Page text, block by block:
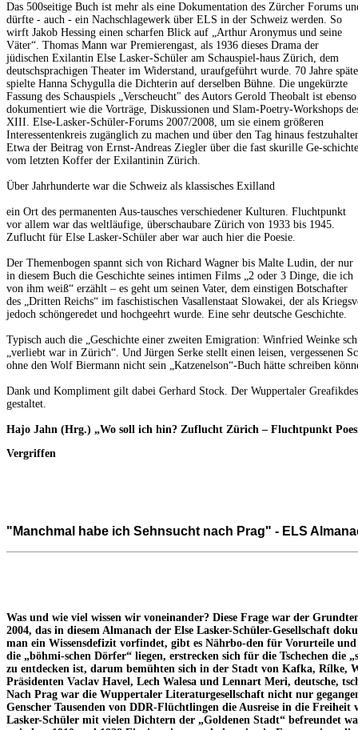
Das 500seitige Buch ist mehr als eine Dokumentation des Zürcher Forums
dürfte - auch - ein Nachschlagewerk über ELS in der Schweiz werden. So
wirft Jakob Hessing einen scharfen Blick auf „Arthur Aronymus und seine
Väter“. Thomas Mann war Premierengast, als 1936 dieses Drama der
jüdischen Exilantin Else Lasker-Schüler am Schauspiel-haus Zürich, dem
deutschsprachigen Theater im Widerstand, uraufgeführt wurde. 70 Jahre
spielte Hanna Schygulla die Dichterin auf derselben Bühne. Die ungekürzte
Fassung des Schauspiels „Verscheucht" des Autors Gerold Theobalt ist ebenso
dokumentiert wie die Vorträge, Diskussionen und Slam-Poetry-Workshops
XIII. Else-Lasker-Schüler-Forums 2007/2008, um sie einem größeren
Interessentenkreis zugänglich zu machen und über den Tag hinaus
Etwa der Beitrag von Ernst-Andreas Ziegler über die fast skurille Ge-schichte
vom letzten Koffer der Exilantinin Zürich.
Über Jahrhunderte war die Schweiz als klassisches Exilland
ein Ort des permanenten Aus-tausches verschiedener Kulturen. Fluchtpunkt
vor allem war das weltläufige, überschaubare Zürich von 1933 bis 1945.
Zuflucht für Else Lasker-Schüler aber war auch hier die Poesie.
Der Themenbogen spannt sich von Richard Wagner bis Malte Ludin, der nur
in diesem Buch die Geschichte seines intimen Films „2 oder 3 Dinge, die ich
von ihm weiß“ erzählt – es geht um seinen Vater, dem einstigen Botschafter
des „Dritten Reichs“ im faschistischen Vasallenstaat Slowakei, der als
jedoch schöngeredet und hochgeehrt wurde. Eine sehr deutsche Geschichte.
Typisch auch die „Geschichte einer zweiten Emigration: Winfried Weinke
„verliebt war in Zürich“. Und Jürgen Serke stellt einen leisen, vergessenen
ohne den Wolf Biermann nicht sein „Katzenelson“-Buch hätte schreiben
Dank und Kompliment gilt dabei Gerhard Stock. Der Wuppertaler
gestaltet.
Hajo Jahn (Hrg.) „Wo soll ich hin? Zuflucht Zürich – Fluchtpunkt
Vergriffen
"Manchmal habe ich Sehnsucht nach Prag" - ELS
Was und wie viel wissen wir voneinander? Diese Frage war der
2004, das in diesem Almanach der Else Lasker-Schüler-Gesellschaft
man ein Wissensdefizit vorfindet, gibt es Nährbo-den für Vorurteile
die „böhmi-schen Dörfer“ liegen, erstrecken sich für die Tschechen die
zu entdecken ist, darum bemühten sich in der Stadt von Kafka, Rílke,
Präsidenten Vaclav Havel, Lech Walesa und Lennart Meri, deutsche,
Nach Prag war die Wuppertaler Literaturgesellschaft nicht nur
Genscher Tausenden von DDR-Flüchtlingen die Ausreise in die
Lasker-Schüler mit vielen Dichtern der „Goldenen Stadt“ befreundet